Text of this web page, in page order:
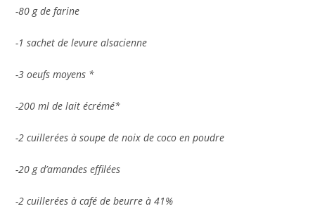
-80 g de farine
-1 sachet de levure alsacienne
-3 oeufs moyens *
-200 ml de lait écrémé*
-2 cuillerées à soupe de noix de coco en poudre
-20 g d’amandes effilées
-2 cuillerées à café de beurre à 41%